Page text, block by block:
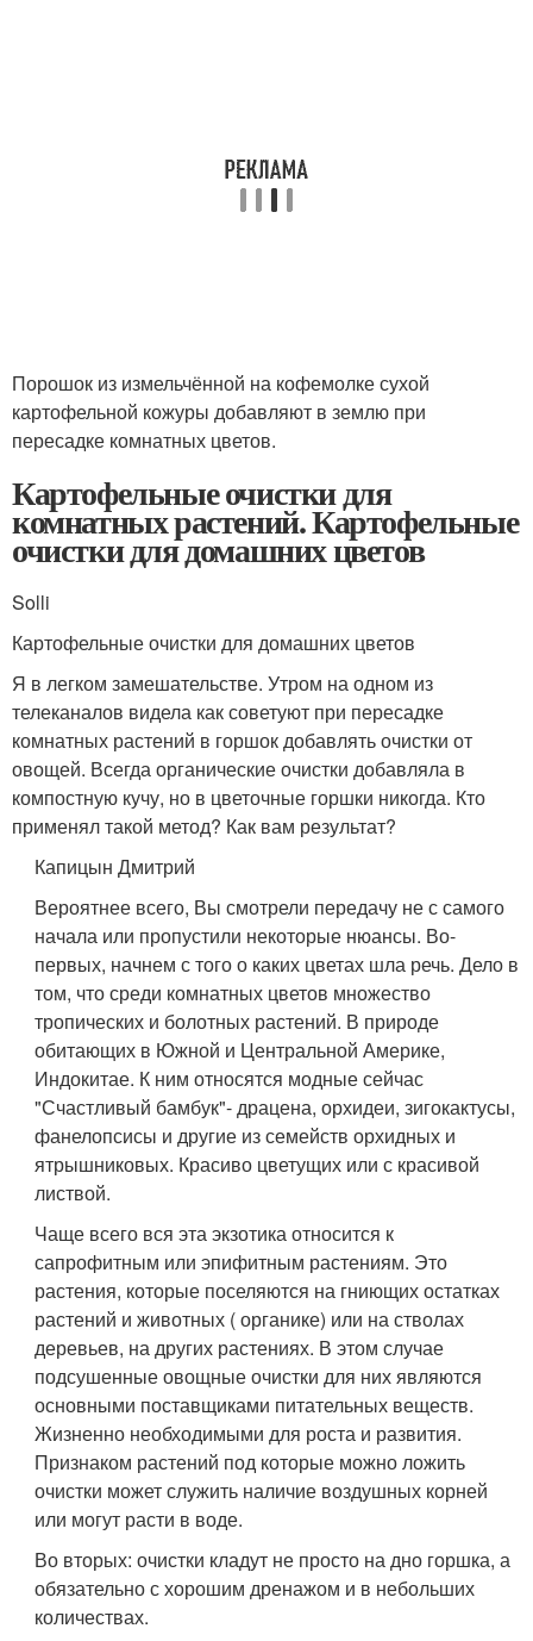
Порошок из измельчённой на кофемолке сухой
картофельной кожуры добавляют в землю при
пересадке комнатных цветов.
Картофельные очистки для
комнатных растений. Картофельные
очистки для домашних цветов
Solli
Картофельные очистки для домашних цветов
Я в легком замешательстве. Утром на одном из
телеканалов видела как советуют при пересадке
комнатных растений в горшок добавлять очистки от
овощей. Всегда органические очистки добавляла в
компостную кучу, но в цветочные горшки никогда. Кто
применял такой метод? Как вам результат?
Капицын Дмитрий
Вероятнее всего, Вы смотрели передачу не с самого
начала или пропустили некоторые нюансы. Во-
первых, начнем с того о каких цветах шла речь. Дело в
том, что среди комнатных цветов множество
тропических и болотных растений. В природе
обитающих в Южной и Центральной Америке,
Индокитае. К ним относятся модные сейчас
"Счастливый бамбук"- драцена, орхидеи, зигокактусы,
фанелопсисы и другие из семейств орхидных и
ятрышниковых. Красиво цветущих или с красивой
листвой.
Чаще всего вся эта экзотика относится к
сапрофитным или эпифитным растениям. Это
растения, которые поселяются на гниющих остатках
растений и животных ( органике) или на стволах
деревьев, на других растениях. В этом случае
подсушенные овощные очистки для них являются
основными поставщиками питательных веществ.
Жизненно необходимыми для роста и развития.
Признаком растений под которые можно ложить
очистки может служить наличие воздушных корней
или могут расти в воде.
Во вторых: очистки кладут не просто на дно горшка, а
обязательно с хорошим дренажом и в небольших
количествах.